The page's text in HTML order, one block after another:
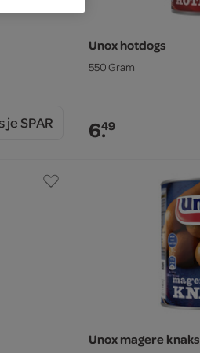
je SPAR
Unox hotdogs
550 Gram
6.49
Unox magere knaks